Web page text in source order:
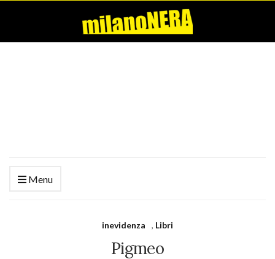
Menu
inevidenza , Libri
Pigmeo